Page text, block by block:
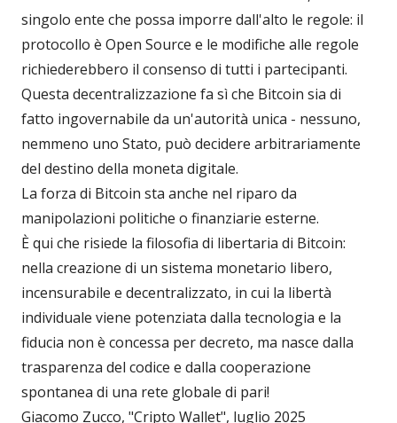
singolo ente che possa imporre dall'alto le regole: il
protocollo è Open Source e le modifiche alle regole
richiederebbero il consenso di tutti i partecipanti.
Questa decentralizzazione fa sì che Bitcoin sia di
fatto ingovernabile da un'autorità unica - nessuno,
nemmeno uno Stato, può decidere arbitrariamente
del destino della moneta digitale.
La forza di Bitcoin sta anche nel riparo da
manipolazioni politiche o finanziarie esterne.
È qui che risiede la filosofia di libertaria di Bitcoin:
nella creazione di un sistema monetario libero,
incensurabile e decentralizzato, in cui la libertà
individuale viene potenziata dalla tecnologia e la
fiducia non è concessa per decreto, ma nasce dalla
trasparenza del codice e dalla cooperazione
spontanea di una rete globale di pari!
Giacomo Zucco, "Cripto Wallet", luglio 2025